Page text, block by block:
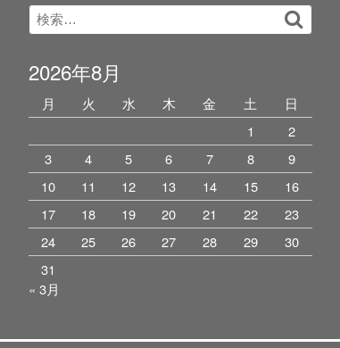
Search
for:
索…
2026年8月
月 火 水 木 金 土
日
1
2
3
4 5 6 7 8
9
10
11 12 13 14 15
16
17
18 19 20 21 22
23
24
25 26 27 28 29
30
31
« 3月